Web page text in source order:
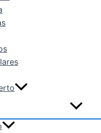
y Mantenimiento
y Cerámica